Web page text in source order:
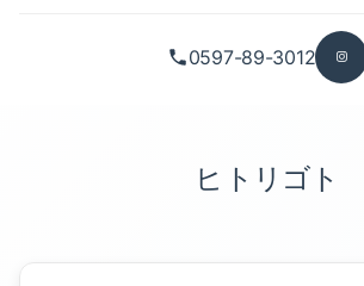
0597-89-3012
ヒトリゴト